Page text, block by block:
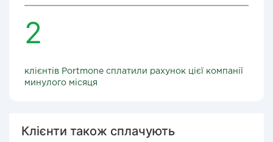
2
клієнтів Portmone сплатили рахунок цієї компанії
минулого місяця
Клієнти також сплачують